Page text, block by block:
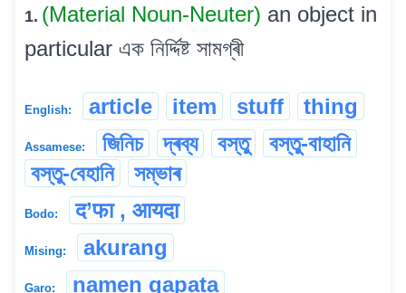
1. (Material Noun-Neuter) an object in
particular এক নিৰ্দ্দিষ্ট সামগ্ৰী
English: article item stuff thing
Assamese: জিনিচ দ্ৰব্য বস্তু
বস্তু-বাহানি
বস্তু-বেহানি
সম্ভাৰ
Bodo: द’फा , आयदा
Mising: akurang
Garo: namen gapata